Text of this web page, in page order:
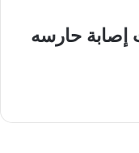
إصابة حارسه